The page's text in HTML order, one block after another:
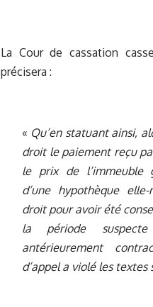
La Cour de cassation
précisera :
« Qu’en statuant ainsi,
droit le paiement reçu
le prix de l’immeuble
d’une hypothèque
droit pour avoir été
la période
antérieurement
d’appel a violé les textes